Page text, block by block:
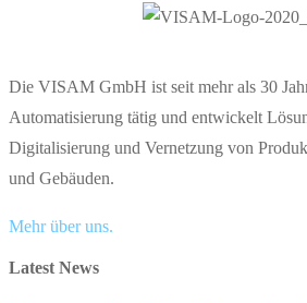
Die VISAM GmbH ist seit mehr als 30
Automatisierung tätig und entwickelt
Digitalisierung und Vernetzung von
und Gebäuden.
Mehr über uns.
Latest News